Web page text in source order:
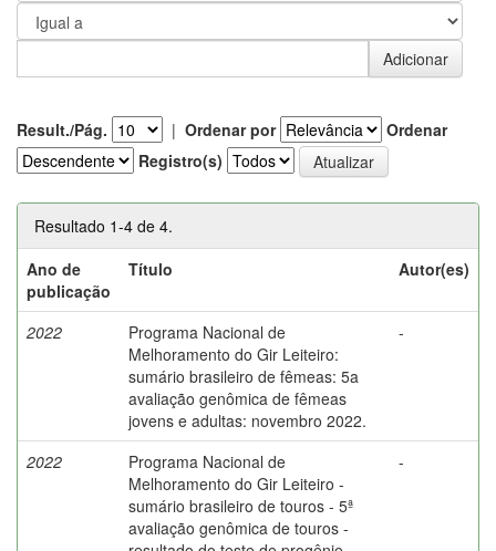
Result./Pág. | Ordenar por
Ordenar
Registro(s)
Resultado 1-4 de 4.
Ano de
publicação
Título Autor(es)
2022
Programa Nacional de
Melhoramento do Gir Leiteiro:
sumário brasileiro de fêmeas: 5a
avaliação genômica de fêmeas
jovens e adultas: novembro 2022.
-
2022
Programa Nacional de
Melhoramento do Gir Leiteiro -
sumário brasileiro de touros - 5ª
avaliação genômica de touros -
-